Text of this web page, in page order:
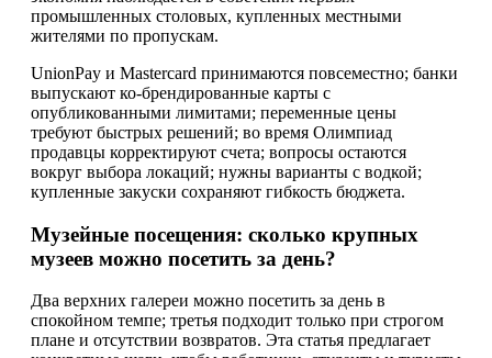
промышленных столовых, купленных местными
жителями по пропускам.
UnionPay и Mastercard принимаются повсеместно; банки
выпускают ко-брендированные карты с
опубликованными лимитами; переменные цены
требуют быстрых решений; во время Олимпиад
продавцы корректируют счета; вопросы остаются
вокруг выбора локаций; нужны варианты с водкой;
купленные закуски сохраняют гибкость бюджета.
Музейные посещения: сколько крупных
музеев можно посетить за день?
Два верхних галереи можно посетить за день в
спокойном темпе; третья подходит только при строгом
плане и отсутствии возвратов. Эта статья предлагает